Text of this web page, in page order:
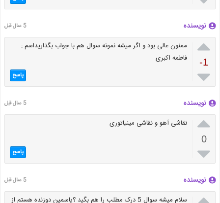
نویسنده 5 سال قبل

-1

ممنون عالى بود و اگر ميشه نمونه سوال هم با جواب بگذاريداسم :
فاطمه اكبرى
پاسخ
نویسنده 5 سال قبل

0

نقاشی آهو و نقاشی مینیاتوری
پاسخ
نویسنده 5 سال قبل
سلام میشه سوال 5 درک مطلب را هم بگید ؟یاسمین دوزنده هستم از